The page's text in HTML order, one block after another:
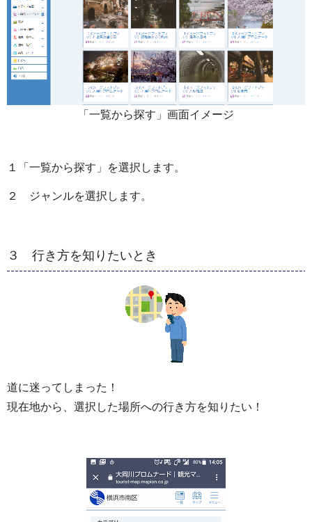
「一覧から探す」画面イメージ
１「一覧から探す」を選択します。
２ ジャンルを選択します。
３ 行き方を知りたいとき
道に迷ってしまった！
現在地から、選択した場所への行き方を知りたい！